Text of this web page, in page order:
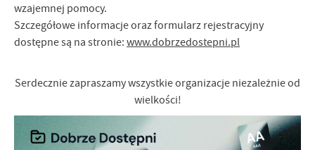
wzajemnej pomocy.
Szczegółowe informacje oraz formularz rejestracyjny
dostępne są na stronie:www.dobrzedostepni.pl
Serdecznie zapraszamy wszystkie organizacje niezależnie od
wielkości!